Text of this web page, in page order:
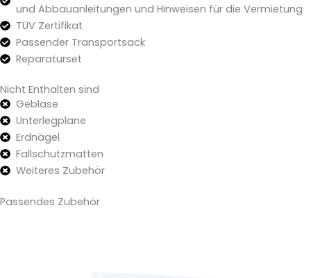
und Abbauanleitungen und Hinweisen für die Vermietung
TÜV Zertifikat
Passender Transportsack
Reparaturset
Nicht Enthalten sind
Gebläse
Unterlegplane
Erdnägel
Fallschutzmatten
Weiteres Zubehör
Passendes Zubehör